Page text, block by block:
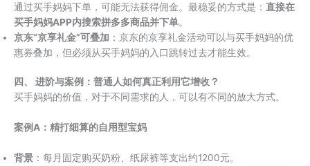
通过买手妈妈下单，可能无法获得佣金。最稳妥的方式是： 直接在
买手妈妈APP内搜索拼多多商品并下单。
京东“京享礼金”可叠加 ：京东的京享礼金活动可以与买手妈妈的优
惠券叠加，但必须从买手妈妈的入口跳转过去才能生效。
四、 进阶与案例：普通人如何真正利用它增收？
买手妈妈的价值，对于不同需求的人，可以有不同的放大方式。
案例A：精打细算的自用型宝妈
背景 ：每月固定购买奶粉、纸尿裤等支出约1200元。